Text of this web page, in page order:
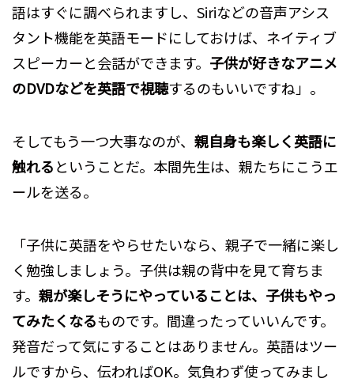
語はすぐに調べられますし、Siriなどの音声アシス
タント機能を英語モードにしておけば、ネイティブ
スピーカーと会話ができます。 子供が好きなアニメ
のDVDなどを英語で視聴するのもいいですね」。
そしてもう一つ大事なのが、 親自身も楽しく英語に
触れるということだ。本間先生は、親たちにこうエ
ールを送る。
「子供に英語をやらせたいなら、親子で一緒に楽し
く勉強しましょう。子供は親の背中を見て育ちま
す。 親が楽しそうにやっていることは、子供もやっ
てみたくなるものです。間違ったっていいんです。
発音だって気にすることはありません。英語はツー
ルですから、伝わればOK。気負わず使ってみまし